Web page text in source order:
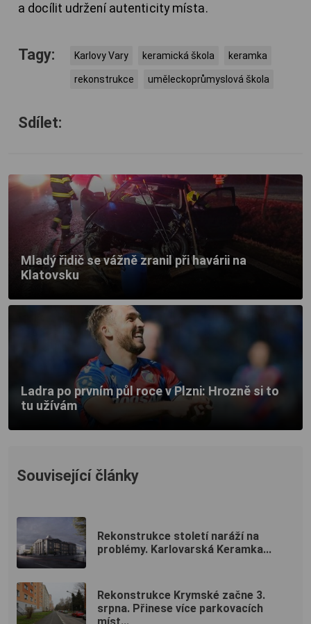
a docílit udržení autenticity místa.
Tagy: Karlovy Vary keramická škola keramka
rekonstrukce uměleckoprůmyslová škola
Sdílet:
Mladý řidič se vážně zranil při havárii na
Klatovsku
Ladra po prvním půl roce v Plzni: Hrozně si to
tu užívám
Související články
Rekonstrukce století naráží na
problémy. Karlovarská Keramka...
Rekonstrukce Krymské začne 3.
srpna. Přinese více parkovacích